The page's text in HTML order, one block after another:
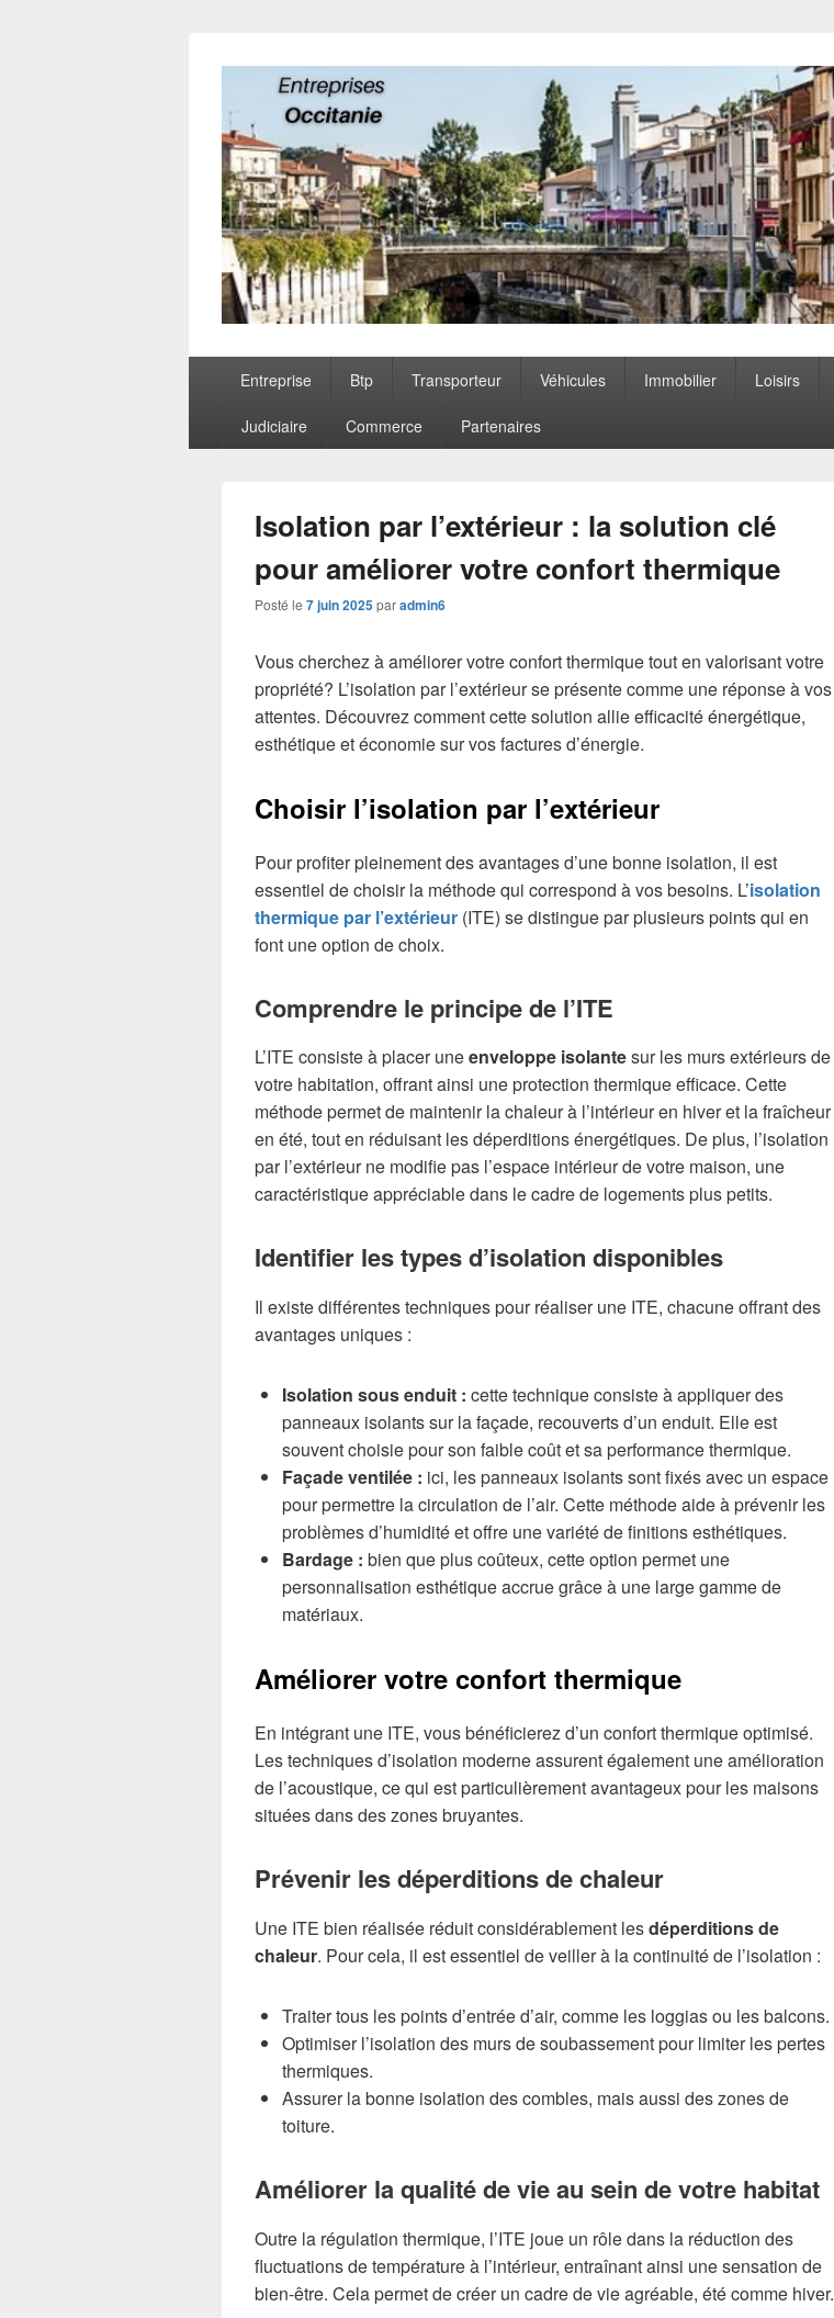
Entreprises Occitanie
principalEntreprise Btp Transporteur Véhicules Immobilier Loisirs
Judiciaire Commerce Partenaires
Isolation par l’extérieur : la solution clé
pour améliorer votre confort thermique
Posté le 7 juin 2025paradmin6
Vous cherchez à améliorer votre confort thermique tout en valorisant votre
propriété? L’isolation par l’extérieur se présente comme une réponse à vos
attentes. Découvrez comment cette solution allie efficacité énergétique,
esthétique et économie sur vos factures d’énergie.
Choisir l’isolation par l’extérieur
Pour profiter pleinement des avantages d’une bonne isolation, il est
essentiel de choisir la méthode qui correspond à vos besoins. L’isolation
thermique par l’extérieur (ITE) se distingue par plusieurs points qui en
font une option de choix.
Comprendre le principe de l’ITE
L’ITE consiste à placer uneenveloppe isolantesur les murs extérieurs de
votre habitation, offrant ainsi une protection thermique efficace. Cette
méthode permet de maintenir la chaleur à l’intérieur en hiver et la fraîcheur
en été, tout en réduisant les déperditions énergétiques. De plus, l’isolation
par l’extérieur ne modifie pas l’espace intérieur de votre maison, une
caractéristique appréciable dans le cadre de logements plus petits.
Identifier les types d’isolation disponibles
Il existe différentes techniques pour réaliser une ITE, chacune offrant des
avantages uniques :
Isolation sous enduit : cette technique consiste à appliquer des
panneaux isolants sur la façade, recouverts d’un enduit. Elle est
souvent choisie pour son faible coût et sa performance thermique.
Façade ventilée : ici, les panneaux isolants sont fixés avec un espace
pour permettre la circulation de l’air. Cette méthode aide à prévenir les
problèmes d’humidité et offre une variété de finitions esthétiques.
Bardage : bien que plus coûteux, cette option permet une
personnalisation esthétique accrue grâce à une large gamme de
matériaux.
Améliorer votre confort thermique
En intégrant une ITE, vous bénéficierez d’un confort thermique optimisé.
Les techniques d’isolation moderne assurent également une amélioration
de l’acoustique, ce qui est particulièrement avantageux pour les maisons
situées dans des zones bruyantes.
Prévenir les déperditions de chaleur
Une ITE bien réalisée réduit considérablement lesdéperditions de
chaleur. Pour cela, il est essentiel de veiller à la continuité de l’isolation :
Traiter tous les points d’entrée d’air, comme les loggias ou les balcons.
Optimiser l’isolation des murs de soubassement pour limiter les pertes
thermiques.
Assurer la bonne isolation des combles, mais aussi des zones de
toiture.
Améliorer la qualité de vie au sein de votre habitat
Outre la régulation thermique, l’ITE joue un rôle dans la réduction des
fluctuations de température à l’intérieur, entraînant ainsi une sensation de
bien-être. Cela permet de créer un cadre de vie agréable, été comme hiver.